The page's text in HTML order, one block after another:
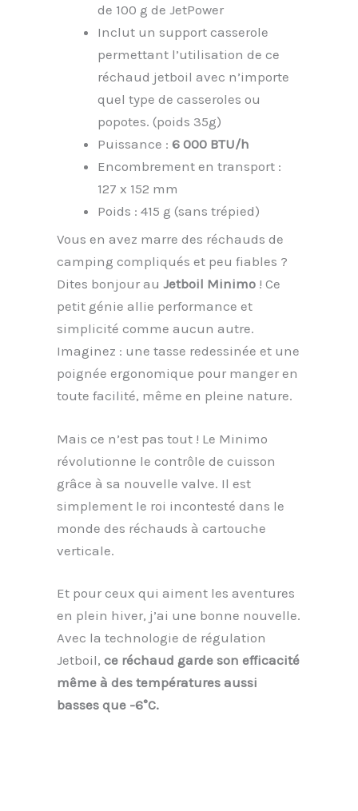
de 100 g de JetPower
Inclut un support casserole
permettant l’utilisation de ce
réchaud jetboil avec n’importe
quel type de casseroles ou
popotes. (poids 35g)
Puissance : 6 000 BTU/h
Encombrement en transport :
127 x 152 mm
Poids : 415 g (sans trépied)
Vous en avez marre des réchauds de
camping compliqués et peu fiables ?
Dites bonjour au Jetboil Minimo ! Ce
petit génie allie performance et
simplicité comme aucun autre.
Imaginez : une tasse redessinée et une
poignée ergonomique pour manger en
toute facilité, même en pleine nature.
Mais ce n’est pas tout ! Le Minimo
révolutionne le contrôle de cuisson
grâce à sa nouvelle valve. Il est
simplement le roi incontesté dans le
monde des réchauds à cartouche
verticale.
Et pour ceux qui aiment les aventures
en plein hiver, j’ai une bonne nouvelle.
Avec la technologie de régulation
Jetboil, ce réchaud garde son efficacité
même à des températures aussi
basses que -6°C.